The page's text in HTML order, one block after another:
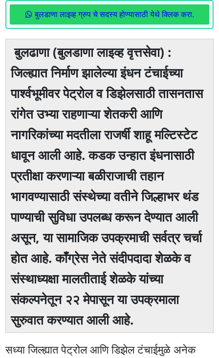
बुलडाणा लाइव्ह ग्रुप चे सदस्य होण्यासाठी येथे क्लिक करा.
बुलढाणा (बुलडाणा लाइव्ह वृत्तसेवा) :
जिल्ह्यात निर्माण झालेल्या इंधन टंचाईच्या
पार्श्वभूमीवर पेट्रोल व डिझेलसाठी तासनतास
रांगेत उभ्या राहणाऱ्या शेतकरी आणि
नागरिकांच्या मदतीला राजर्षी शाहू मल्टिस्टेट
धावून आली आहे. कडक उन्हात इंधनासाठी
प्रतीक्षा करणाऱ्या बळीराजाची तहान
भागवण्यासाठी संस्थेच्या वतीने जिल्हाभर थंड
पाण्याची सुविधा उपलब्ध करून देण्यात आली
असून, या सामाजिक उपक्रमाची सर्वत्र चर्चा
होत आहे. काँग्रेस नेते संदीपदादा शेळके व
संस्थाध्यक्षा मालतीताई शेळके यांच्या
संकल्पनेतून २२ मेपासून या उपक्रमाला
सुरुवात करण्यात आली आहे.
सध्या जिल्ह्यात पेट्रोल आणि डिझेल टंचाईमुळे अनेक